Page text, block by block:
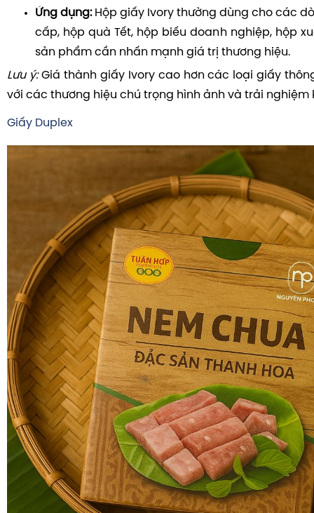
Ứng dụng:Hộp giấy Ivory thường dùng cho các
cấp, hộp quà Tết, hộp biếu doanh nghiệp, hộp
sản phẩm cần nhấn mạnh giá trị thương hiệu.
Lưu ý:Giá thành giấy Ivory cao hơn các loại giấy
với các thương hiệu chú trọng hình ảnh và trải nghiệm
Giấy Duplex